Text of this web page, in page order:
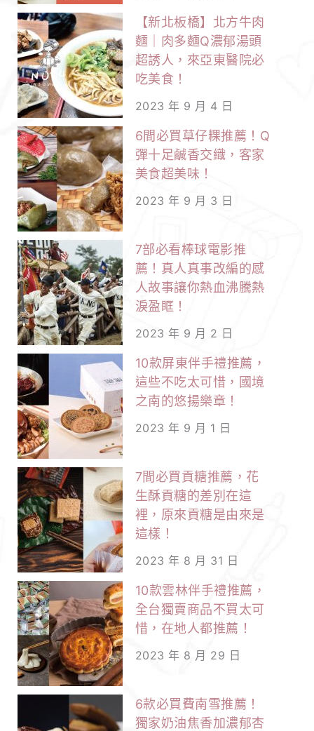
【新北板橋】北方牛肉
麵｜肉多麵Q濃郁湯頭
超誘人，來亞東醫院必
吃美食！
2023 年 9 月 4 日
6間必買草仔粿推薦！Q
彈十足鹹香交織，客家
美食超美味！
2023 年 9 月 3 日
7部必看棒球電影推
薦！真人真事改編的感
人故事讓你熱血沸騰熱
淚盈眶！
2023 年 9 月 2 日
10款屏東伴手禮推薦，
這些不吃太可惜，國境
之南的悠揚樂章！
2023 年 9 月 1 日
7間必買貢糖推薦，花
生酥貢糖的差別在這
裡，原來貢糖是由來是
這樣！
2023 年 8 月 31 日
10款雲林伴手禮推薦，
全台獨賣商品不買太可
惜，在地人都推薦！
2023 年 8 月 29 日
6款必買費南雪推薦！
獨家奶油焦香加濃郁杏